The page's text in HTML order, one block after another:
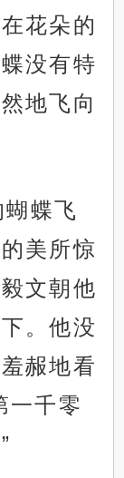
花朵的
没有特
地飞向
蝶飞
美所惊
文朝他
。他没
赧地看
一千零